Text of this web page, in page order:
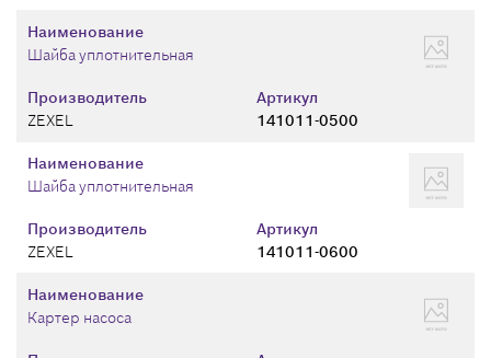
Производитель
ZEXEL
Артикул
141011-0500
Наименование
Шайба уплотнительная
Производитель
ZEXEL
Артикул
141011-0600
Наименование
Шайба уплотнительная
Наименование
Картер насоса